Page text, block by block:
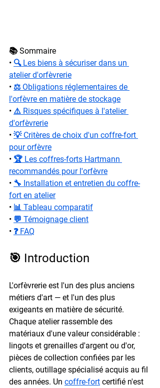
📚 Sommaire
• 🔍 Les biens à sécuriser dans un
atelier d'orfèvrerie
• ⚖️ Obligations réglementaires de
l'orfèvre en matière de stockage
• ⚠️ Risques spécifiques à l'atelier
d'orfèvrerie
• 💡 Critères de choix d'un coffre-fort
pour orfèvre
• 🏆 Les coffres-forts Hartmann
recommandés pour l'orfèvre
• 🔧 Installation et entretien du coffre-
fort en atelier
• 📊 Tableau comparatif
• 💬 Témoignage client
• ❓ FAQ
🎯 Introduction
L'orfèvrerie est l'un des plus anciens
métiers d'art — et l'un des plus
exigeants en matière de sécurité.
Chaque atelier rassemble des
matériaux d'une valeur considérable :
lingots et grenailles d'argent ou d'or,
pièces de collection confiées par les
clients, outillage spécialisé acquis au fil
des années. Un coffre-fort certifié n'est